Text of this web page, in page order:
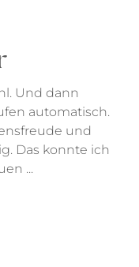
Und dann
automatisch.
und
Das konnte ich
...